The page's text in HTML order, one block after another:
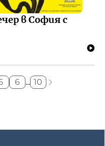
в София с
6 ... 10